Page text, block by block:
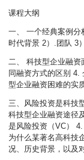
课程大纲
一、 一个经典案例
时代背景 2）.团队 3
二、 科技型企业融
同融资方式的区别 4.
型企业融资困难的实
三、风险投资是科技
科技型企业融资途径
是风险投资（VC）
为什么某著名高科技
况、历史背景，以及